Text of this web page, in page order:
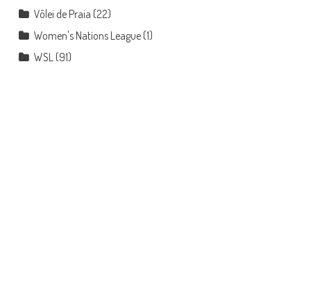
Vôlei de Praia (22)
Women's Nations League(1)
WSL (91)